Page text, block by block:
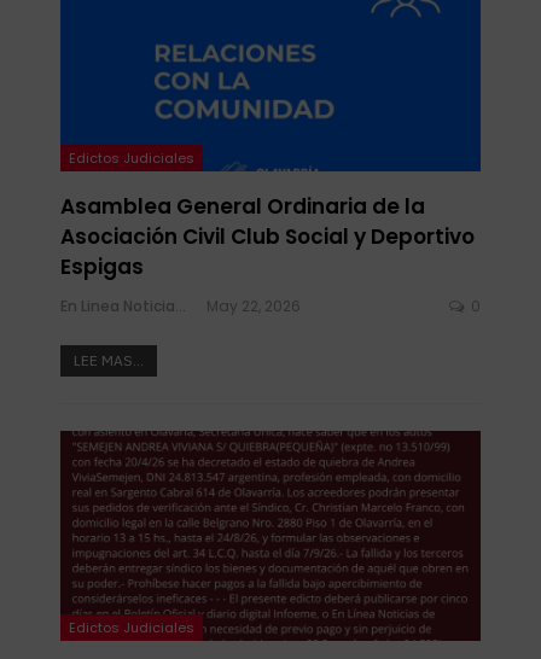
Edictos Judiciales
Asamblea General Ordinaria de la
Asociación Civil Club Social y Deportivo
Espigas
En Linea Noticias May 22, 2026 0
LEE MAS...
Edictos Judiciales